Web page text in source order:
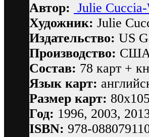
Автор: Julie
Художник: Julie
Издательство: US
Производство:
Состав: 78 карт +
Язык карт:
Размер карт:
Год: 1996, 2003,
ISBN: 978-